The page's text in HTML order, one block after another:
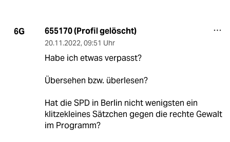
6G 655170 (Profil gelöscht)
20.11.2022, 09:51 Uhr
Habe ich etwas verpasst?
Übersehen bzw. überlesen?
Hat die SPD in Berlin nicht wenigsten ein
klitzekleines Sätzchen gegen die rechte Gewalt
im Programm?